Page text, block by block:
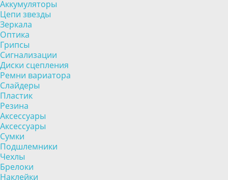
Аккумуляторы
Цепи звезды
Зеркала
Оптика
Грипсы
Сигнализации
Диски сцепления
Ремни вариатора
Слайдеры
Пластик
Резина
Аксессуары
Аксессуары
Сумки
Подшлемники
Чехлы
Брелоки
Наклейки